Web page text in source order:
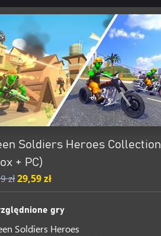
Soldiers Heroes Collection
+ PC)
zł29,59 zł
gry
Soldiers Heroes